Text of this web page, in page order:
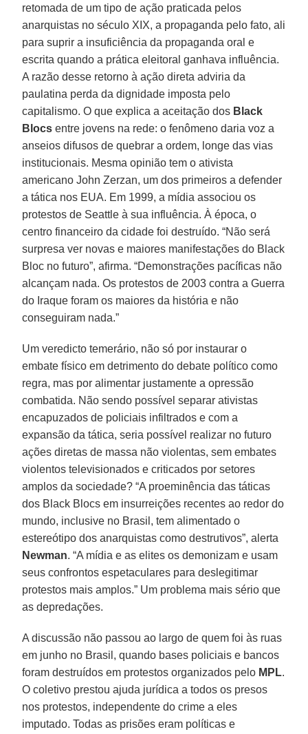
retomada de um tipo de ação praticada pelos
anarquistas no século XIX, a propaganda pelo fato, ali
para suprir a insuficiência da propaganda oral e
escrita quando a prática eleitoral ganhava influência.
A razão desse retorno à ação direta adviria da
paulatina perda da dignidade imposta pelo
capitalismo. O que explica a aceitação dos Black
Blocs entre jovens na rede: o fenômeno daria voz a
anseios difusos de quebrar a ordem, longe das vias
institucionais. Mesma opinião tem o ativista
americano John Zerzan, um dos primeiros a defender
a tática nos EUA. Em 1999, a mídia associou os
protestos de Seattle à sua influência. À época, o
centro financeiro da cidade foi destruído. “Não será
surpresa ver novas e maiores manifestações do Black
Bloc no futuro”, afirma. “Demonstrações pacíficas não
alcançam nada. Os protestos de 2003 contra a Guerra
do Iraque foram os maiores da história e não
conseguiram nada.”
Um veredicto temerário, não só por instaurar o
embate físico em detrimento do debate político como
regra, mas por alimentar justamente a opressão
combatida. Não sendo possível separar ativistas
encapuzados de policiais infiltrados e com a
expansão da tática, seria possível realizar no futuro
ações diretas de massa não violentas, sem embates
violentos televisionados e criticados por setores
amplos da sociedade? “A proeminência das táticas
dos Black Blocs em insurreições recentes ao redor do
mundo, inclusive no Brasil, tem alimentado o
estereótipo dos anarquistas como destrutivos”, alerta
Newman. “A mídia e as elites os demonizam e usam
seus confrontos espetaculares para deslegitimar
protestos mais amplos.” Um problema mais sério que
as depredações.
A discussão não passou ao largo de quem foi às ruas
em junho no Brasil, quando bases policiais e bancos
foram destruídos em protestos organizados pelo MPL.
O coletivo prestou ajuda jurídica a todos os presos
nos protestos, independente do crime a eles
imputado. Todas as prisões eram políticas e